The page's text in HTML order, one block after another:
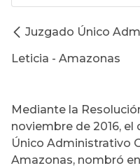
Juzgado Único
Leticia - Amazonas
Mediante la
noviembre de 2016,
Único Administrativo
Amazonas, nombró